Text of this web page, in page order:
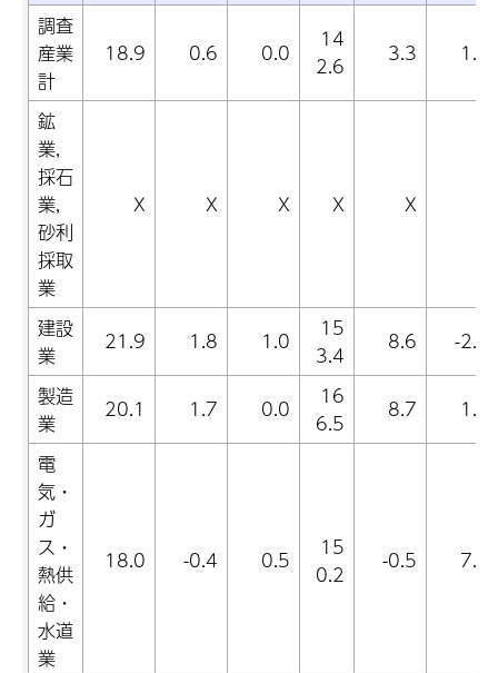
調査
産業
計
18.9 0.6 0.0
14
2.6
3.3 1.1
鉱
業,
採石
業,
砂利
採取
業
X X X X X
建設
業
21.9 1.8 1.0
15
3.4
8.6
-2.1
製造
業
20.1 1.7 0.0
16
6.5
8.7
1.7
電
気・
ガ
ス・
熱供
給・
水道
業
18.0 -0.4 0.5
15
0.2
-0.5 7.6